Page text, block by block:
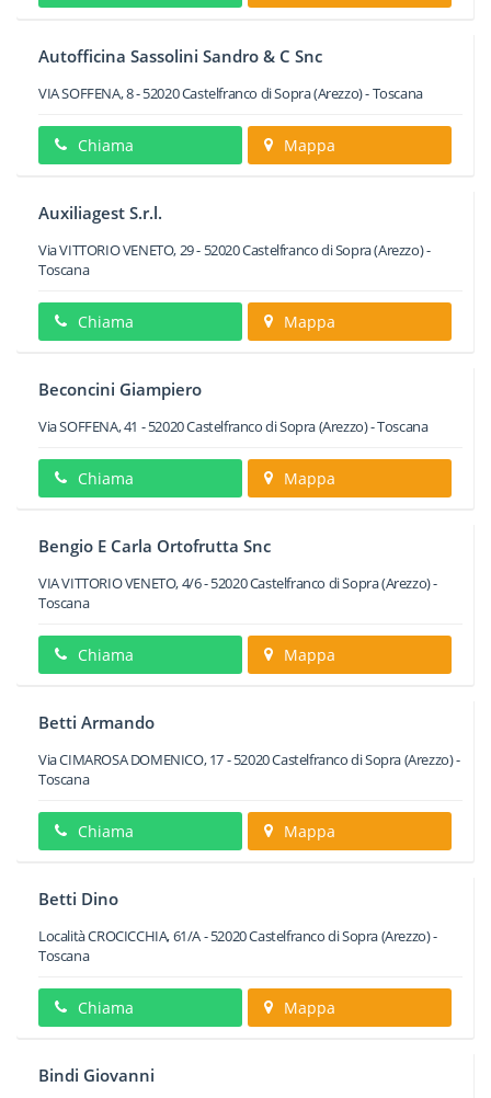
Autofficina Sassolini Sandro & C Snc
VIA SOFFENA, 8-52020Castelfranco di Sopra(Arezzo) -Toscana
Chiama Mappa
Auxiliagest S.r.l.
Via VITTORIO VENETO, 29- 52020Castelfranco di Sopra(Arezzo) -
Toscana
Chiama Mappa
Beconcini Giampiero
Via SOFFENA, 41 -52020Castelfranco di Sopra(Arezzo) -Toscana
Chiama Mappa
Bengio E Carla Ortofrutta Snc
VIA VITTORIO VENETO, 4/6-52020Castelfranco di Sopra(Arezzo) -
Toscana
Chiama Mappa
Betti Armando
Via CIMAROSA DOMENICO, 17-52020Castelfranco di Sopra(Arezzo) -
Toscana
Chiama Mappa
Betti Dino
Località CROCICCHIA, 61/A-52020Castelfranco di Sopra(Arezzo) -
Toscana
Chiama Mappa
Bindi Giovanni